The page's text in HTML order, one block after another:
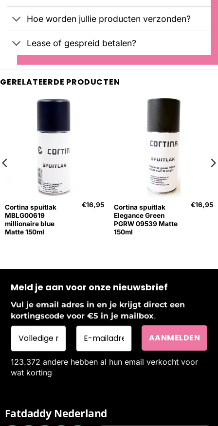
Hoe worden jullie producten verzonden?
Lease of gespreid betalen?
GERELATEERDE PRODUCTEN
Cortina spuitlak
MBLG00619
millionaire blue
Matte 150ml
€16,95
Cortina spuitlak
Elegance Green
PGRW 09539 Matte
150ml
€16,95
Meld je aan voor onze nieuwsbrief
Vul je email adres in en je krijgt direct een
kortingscode voor €5 in je mailbox.
123.372 andere hebben al hun email verkocht voor
wat korting
Fatdaddy Nederland